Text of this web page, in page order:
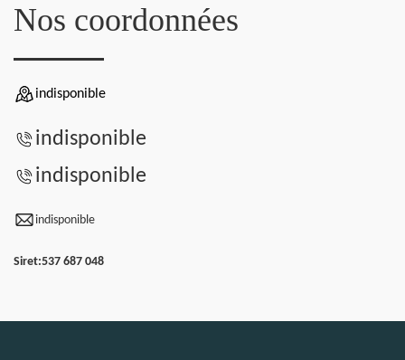
Nos coordonnées
indisponible
indisponible
indisponible
indisponible
Siret:537 687 048